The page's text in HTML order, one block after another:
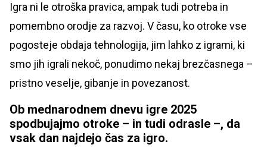
Igra ni le otroška pravica, ampak tudi potreba in
pomembno orodje za razvoj. V času, ko otroke vse
pogosteje obdaja tehnologija, jim lahko z igrami, ki
smo jih igrali nekoč, ponudimo nekaj brezčasnega –
pristno veselje, gibanje in povezanost.
Ob mednarodnem dnevu igre 2025
spodbujajmo otroke – in tudi odrasle –, da
vsak dan najdejo čas za igro.